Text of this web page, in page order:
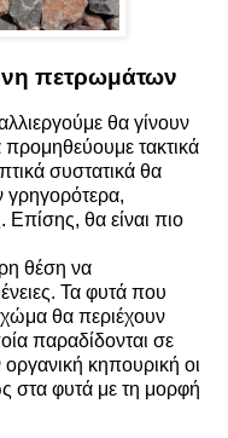
πετρωμάτων
θα γίνουν
τακτικά
συστατικά θα
γρηγορότερα,
Επίσης, θα είναι πιο
θέση να
Τα φυτά που
χώμα θα περιέχουν
παραδίδονται σε
κηπουρική οι
στα φυτά με τη μορφή